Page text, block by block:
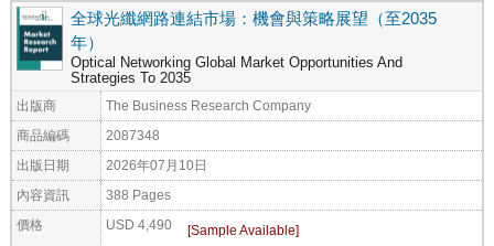
全球光纖網路連結市場：機會與策略展望（至2035
年）
Optical Networking Global Market Opportunities And
Strategies To 2035
出版商 The Business Research Company
商品編碼 2087348
出版日期 2026年07月10日
內容資訊 388 Pages
價格 USD 4,490